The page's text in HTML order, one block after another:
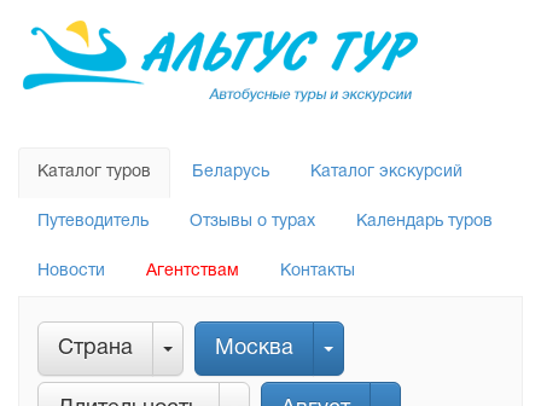
Каталог туров Беларусь Каталог экскурсий
Путеводитель Отзывы о турах Календарь туров
Новости Агентствам Контакты
Страна Москва